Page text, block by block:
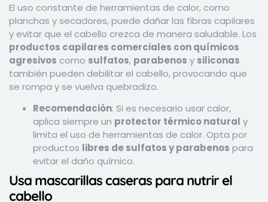
El uso constante de herramientas de calor, como
planchas y secadores, puede dañar las fibras capilares
y evitar que el cabello crezca de manera saludable. Los
productos capilares comerciales con químicos
agresivos como sulfatos, parabenos y siliconas
también pueden debilitar el cabello, provocando que
se rompa y se vuelva quebradizo.
Recomendación: Si es necesario usar calor,
aplica siempre un protector térmico natural y
limita el uso de herramientas de calor. Opta por
productos libres de sulfatos y parabenos para
evitar el daño químico.
Usa mascarillas caseras para nutrir el
cabello